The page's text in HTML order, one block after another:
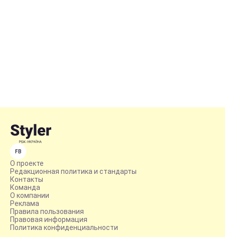
FB
О проекте
Редакционная политика и стандарты
Контакты
Команда
О компании
Реклама
Правила пользования
Правовая информация
Политика конфиденциальности